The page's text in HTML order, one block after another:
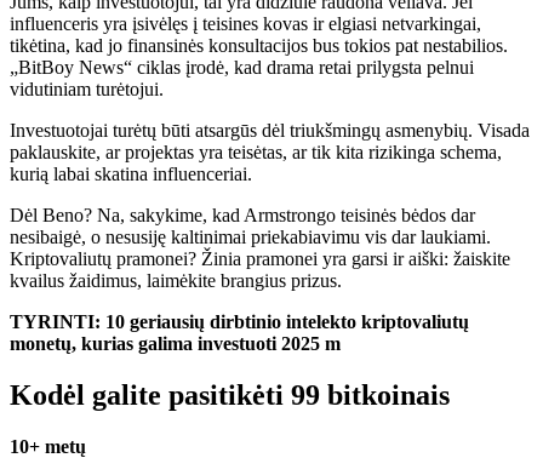
influenceris yra įsivėlęs į teisines kovas ir elgiasi netvarkingai,
tikėtina, kad jo finansinės konsultacijos bus tokios pat nestabilios.
„BitBoy News“ ciklas įrodė, kad drama retai prilygsta pelnui
vidutiniam turėtojui.
Investuotojai turėtų būti atsargūs dėl triukšmingų asmenybių. Visada
paklauskite, ar projektas yra teisėtas, ar tik kita rizikinga schema,
kurią labai skatina influenceriai.
Dėl Beno? Na, sakykime, kad Armstrongo teisinės bėdos dar
nesibaigė, o nesusiję kaltinimai priekabiavimu vis dar laukiami.
Kriptovaliutų pramonei? Žinia pramonei yra garsi ir aiški: žaiskite
kvailus žaidimus, laimėkite brangius prizus.
TYRINTI: 10 geriausių dirbtinio intelekto kriptovaliutų
monetų, kurias galima investuoti 2025 m
Kodėl galite pasitikėti 99 bitkoinais
10+ metų